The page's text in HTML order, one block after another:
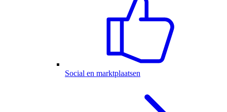
Social en marktplaatsen